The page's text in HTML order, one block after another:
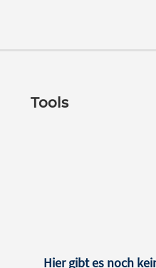
Tools
Hier gibt es noch